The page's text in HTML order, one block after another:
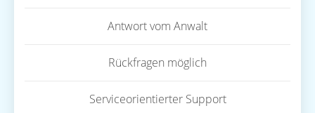
Antwort vom Anwalt
Rückfragen möglich
Serviceorientierter Support